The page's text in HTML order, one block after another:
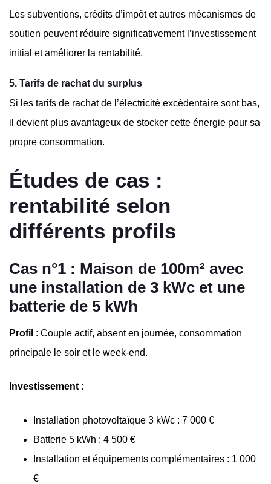
Les subventions, crédits d’impôt et autres mécanismes de
soutien peuvent réduire significativement l’investissement
initial et améliorer la rentabilité.
5. Tarifs de rachat du surplus
Si les tarifs de rachat de l’électricité excédentaire sont bas,
il devient plus avantageux de stocker cette énergie pour sa
propre consommation.
Études de cas :
rentabilité selon
différents profils
Cas n°1 : Maison de 100m² avec
une installation de 3 kWc et une
batterie de 5 kWh
Profil : Couple actif, absent en journée, consommation
principale le soir et le week-end.
Investissement :
Installation photovoltaïque 3 kWc : 7 000 €
Batterie 5 kWh : 4 500 €
Installation et équipements complémentaires : 1 000
€